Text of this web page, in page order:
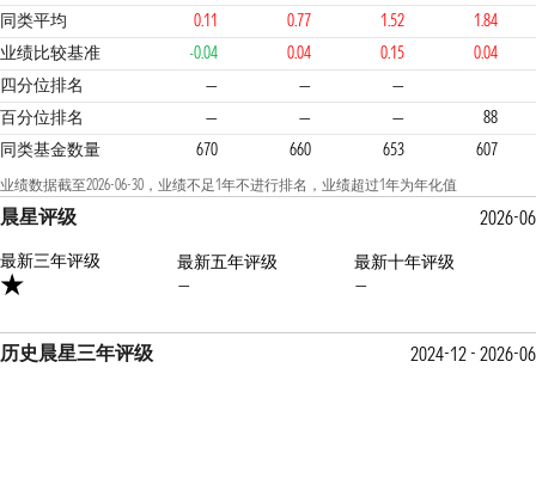
同类平均
0.11 0.77 1.52
1.84
业绩比较基准
-0.04 0.04 0.15
0.04
四分位排名
— — —
4 4
百分位排名 — — —
88
同类基金数量
670 660 653 607
业绩数据截至2026-06-30，业绩不足1年不进行排名，业绩超过1年为年化值
晨星评级 2026-06
最新三年评级
最新五年评级
—
最新十年评级
—
历史晨星三年评级 2024-12 - 2026-06